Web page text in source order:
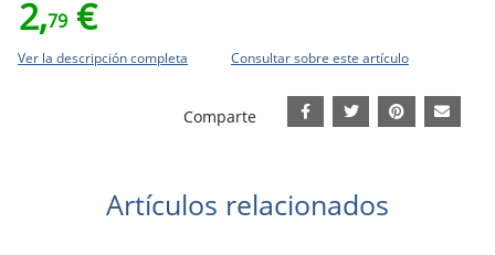
2,79 €
Ver la descripción completa Consultar sobre este artículo
Comparte
Artículos relacionados